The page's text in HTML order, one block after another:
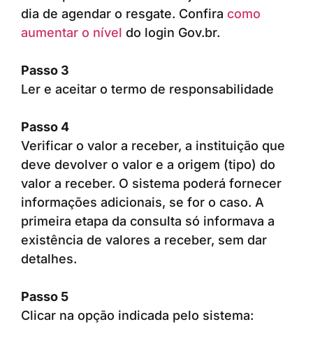
dia de agendar o resgate. Confira como
aumentar o nível do login Gov.br.
Passo 3
Ler e aceitar o termo de responsabilidade
Passo 4
Verificar o valor a receber, a instituição que
deve devolver o valor e a origem (tipo) do
valor a receber. O sistema poderá fornecer
informações adicionais, se for o caso. A
primeira etapa da consulta só informava a
existência de valores a receber, sem dar
detalhes.
Passo 5
Clicar na opção indicada pelo sistema: